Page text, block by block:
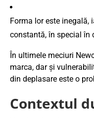
Forma lor este inegală,
constantă, în special în
În ultimele meciuri
marca, dar și
din deplasare este o
Contextul